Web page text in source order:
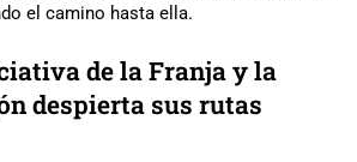
el camino hasta ella.
de la Franja y la
despierta sus rutas